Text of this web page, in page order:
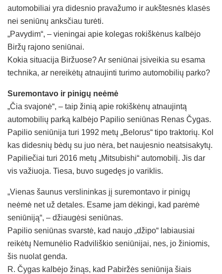
automobiliai yra didesnio pravažumo ir aukštesnės klasės
nei seniūnų anksčiau turėti.
„Pavydim“, – vieningai apie kolegas rokiškėnus kalbėjo
Biržų rajono seniūnai.
Kokia situacija Biržuose? Ar seniūnai įsiveikia su esama
technika, ar nereikėtų atnaujinti turimo automobilių parko?
Suremontavo ir pinigų neėmė
„Čia svajonė“, – taip žinią apie rokiškėnų atnaujintą
automobilių parką kalbėjo Papilio seniūnas Renas Čygas.
Papilio seniūnija turi 1992 metų „Belorus“ tipo traktorių. Kol
kas didesnių bėdų su juo nėra, bet naujesnio neatsisakytų.
Papiliečiai turi 2016 metų „Mitsubishi“ automobilį. Jis dar
vis važiuoja. Tiesa, buvo sugedęs jo variklis.
„Vienas šaunus verslininkas jį suremontavo ir pinigų
neėmė net už detales. Esame jam dėkingi, kad parėmė
seniūniją“, – džiaugėsi seniūnas.
Papilio seniūnas svarstė, kad naujo „džipo“ labiausiai
reikėtų Nemunėlio Radviliškio seniūnijai, nes, jo žiniomis,
šis nuolat genda.
R. Čygas kalbėjo žinąs, kad Pabiržės seniūnija šiais